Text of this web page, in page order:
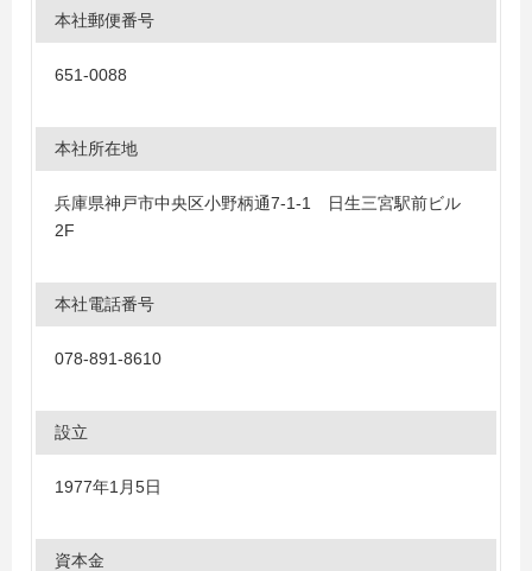
本社郵便番号
651-0088
本社所在地
兵庫県神戸市中央区小野柄通7-1-1 日生三宮駅前ビル
2F
本社電話番号
078-891-8610
設立
1977年1月5日
資本金